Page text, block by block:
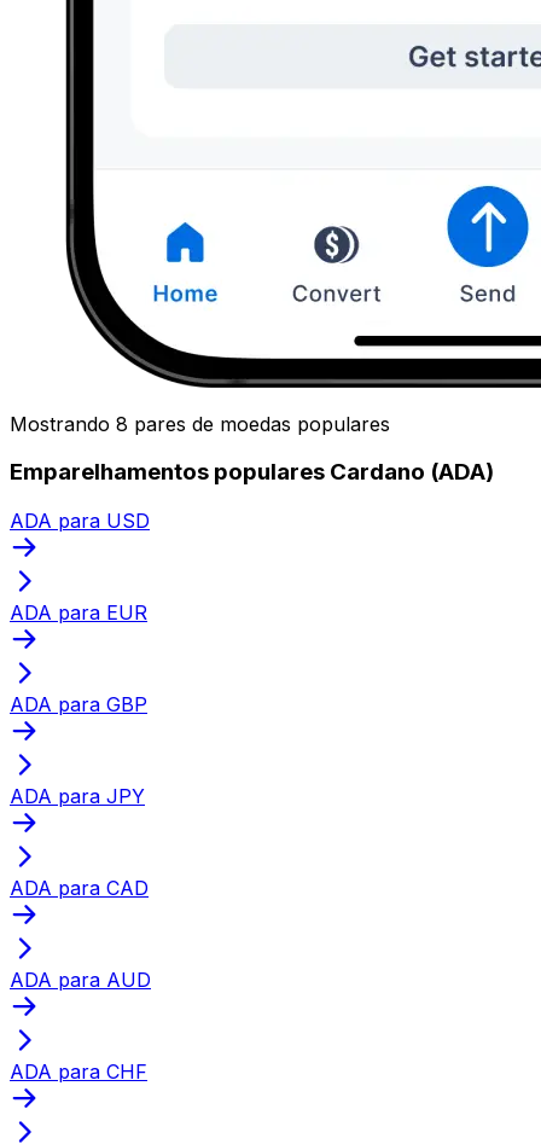
Mostrando 8 pares de moedas populares
Emparelhamentos populares Cardano (ADA)
ADA para USD
ADA para EUR
ADA para GBP
ADA para JPY
ADA para CAD
ADA para AUD
ADA para CHF